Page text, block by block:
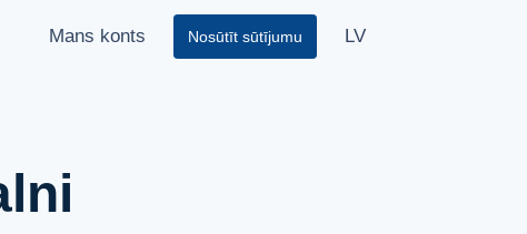
Mans konts Nosūtīt sūtījumu LV